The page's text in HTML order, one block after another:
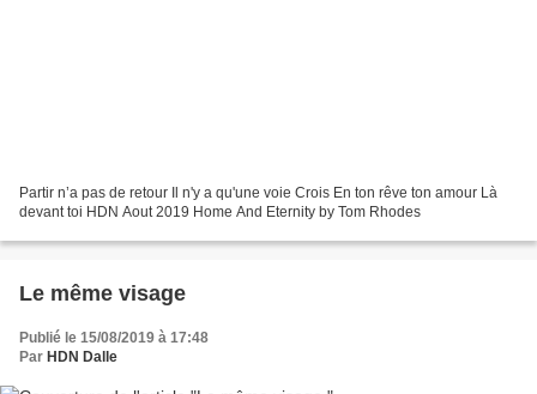
Partir n’a pas de retour Il n'y a qu'une voie Crois En ton rêve ton amour Là
devant toi HDN Aout 2019 Home And Eternity by Tom Rhodes
Le même visage
Publié le 15/08/2019 à 17:48
Par HDN Dalle